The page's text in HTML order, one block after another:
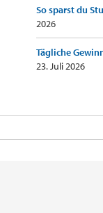
So sparst du
2026
Tägliche
23. Juli 2026